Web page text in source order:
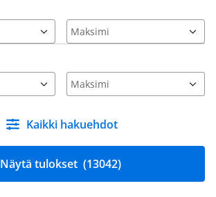
Kaikki hakuehdot
Näytä tulokset (13042)